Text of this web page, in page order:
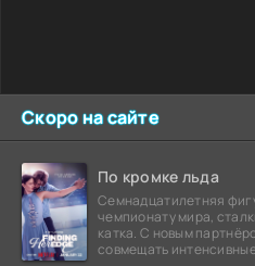
Скоро на сайте
По кромке льда
Семнадцатилетняя
чемпионату мира,
катка. С новым
совмещать